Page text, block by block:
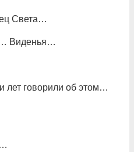
Света…
Виденья…
лет говорили об этом…